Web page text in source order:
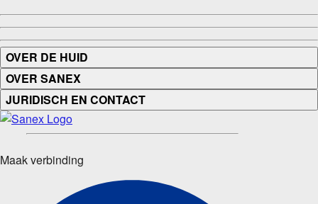
OVER DE HUID
OVER SANEX
JURIDISCH EN CONTACT
Maak verbinding